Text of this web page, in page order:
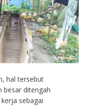
hal tersebut
besar ditengah
sebagai